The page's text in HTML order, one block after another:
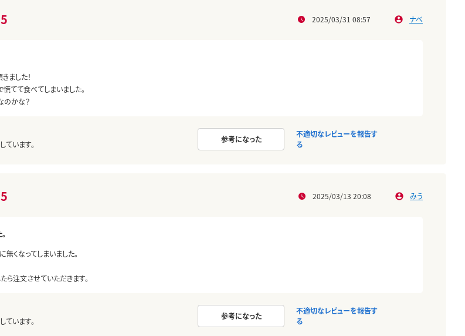
5 2025/03/31 08:57 ナベ
ました！
てて食べてしまいました。
のかな？
ています。
参考になった
不適切なレビューを報告す
る
5 2025/03/13 20:08 みう
無くなってしまいました。
ら注文させていただきます。
ています。
参考になった
不適切なレビューを報告す
る